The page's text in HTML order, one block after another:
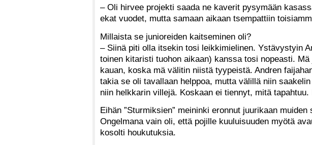
– Oli hirvee projekti saada ne kaverit pysymään
ekat vuodet, mutta samaan aikaan tsempattiin
Millaista se junioreiden kaitseminen oli?
– Siinä piti olla itsekin tosi leikkimielinen. Ystävystyin
toinen kitaristi tuohon aikaan) kanssa tosi nopeasti.
kauan, koska mä välitin niistä tyypeistä. Andren
takia se oli tavallaan helppoa, mutta välillä niin
niin helkkarin villejä. Koskaan ei tiennyt, mitä
Eihän ”Sturmiksien” meininki eronnut juurikaan
Ongelmana vain oli, että pojille kuuluisuuden myötä
kosolti houkutuksia.